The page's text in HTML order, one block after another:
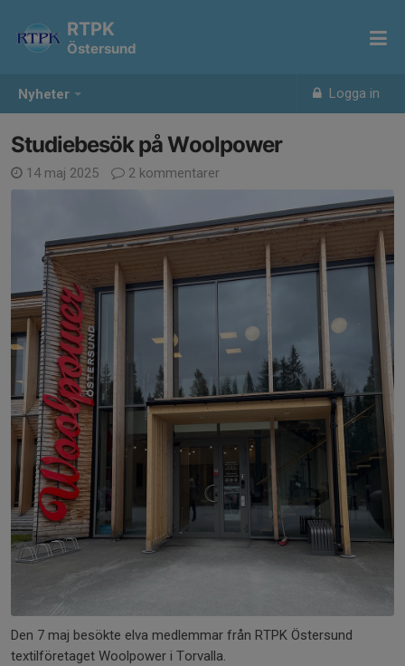
Nyheter Logga in
RTPK
Östersund
Studiebesök på Woolpower
14 maj 2025 2 kommentarer
Den 7 maj besökte elva medlemmar från RTPK Östersund
textilföretaget Woolpower i Torvalla.